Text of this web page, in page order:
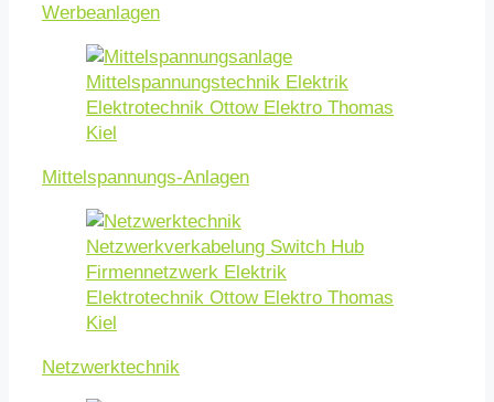
Werbeanlagen
Mittelspannungs-Anlagen
Netzwerktechnik